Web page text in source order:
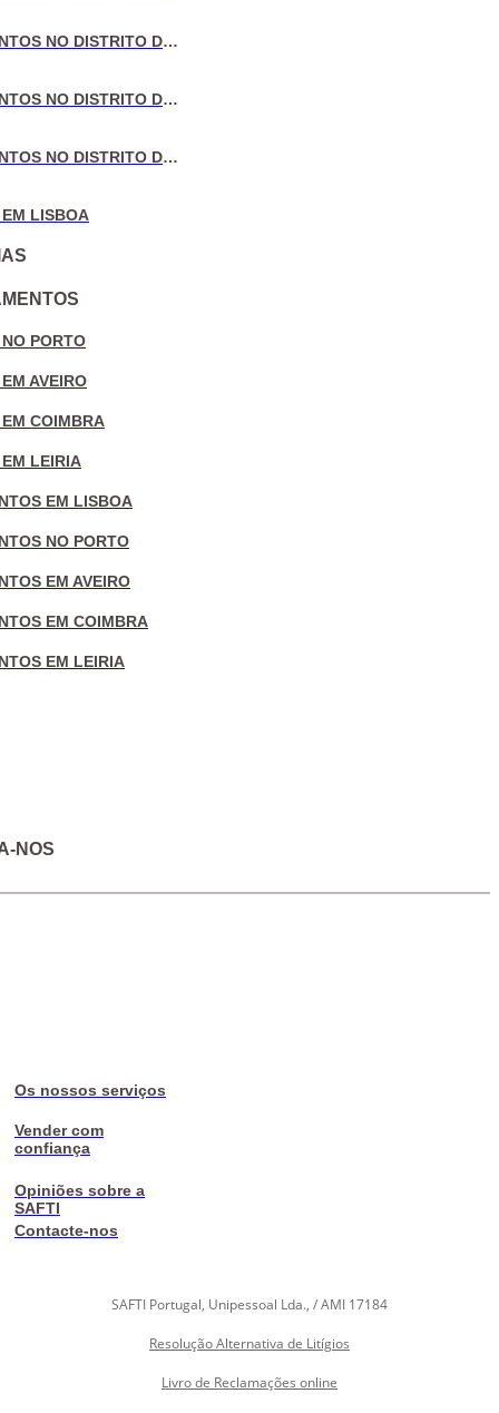
VENDA DE APARTAMENTOS NO DISTRITO DE AVEIRO
VENDA DE APARTAMENTOS NO DISTRITO DE COIMBRA
VENDA DE APARTAMENTOS NO DISTRITO DE LEIRIA
LISBOA
PORTO
AVEIRO
COIMBRA
LEIRIA
EM LISBOA
NO PORTO
EM AVEIRO
EM COIMBRA
EM LEIRIA
NOS
Os nossos serviços
Vender com
confiança
Opiniões sobre a
SAFTI
Contacte-nos
SAFTI Portugal, Unipessoal Lda., / AMI 17184
Resolução Alternativa de Litígios
Livro de Reclamações online